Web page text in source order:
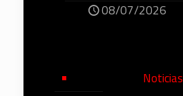
08/07/2026
Noticias